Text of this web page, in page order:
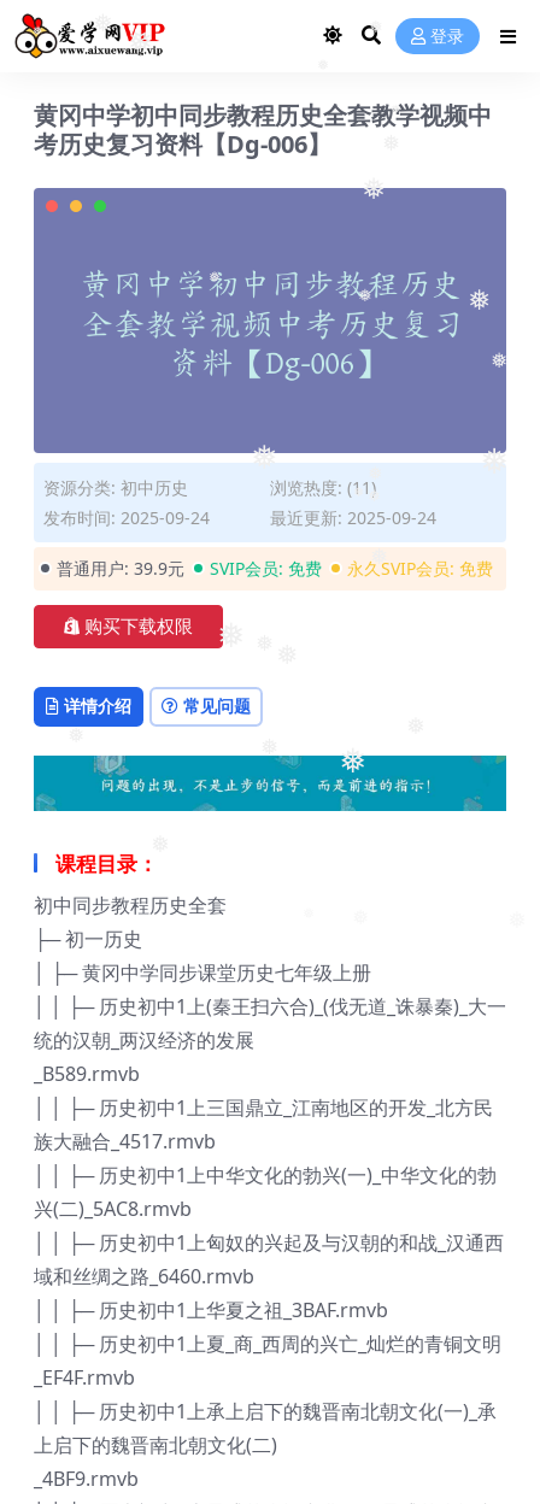
❅
❅
❅
❅
❅
❅ ❅
❅
❅
❅
❅
❅
❅
❅
❅
❅
❅ ❅
❅
登录
黄冈中学初中同步教程历史全套教学视频中
考历史复习资料【Dg-006】
资源分类: 初中历史
浏览热度: (11)
发布时间: 2025-09-24
最近更新: 2025-09-24
普通用户: 39.9元 SVIP会员: 免费 永久SVIP会员: 免费
购买下载权限
详情介绍 常见问题
课程目录：
初中同步教程历史全套
├─ 初一历史
│ ├─ 黄冈中学同步课堂历史七年级上册
│ │ ├─ 历史初中1上(秦王扫六合)_(伐无道_诛暴秦)_大一
统的汉朝_两汉经济的发展
_B589.rmvb
│ │ ├─ 历史初中1上三国鼎立_江南地区的开发_北方民
族大融合_4517.rmvb
│ │ ├─ 历史初中1上中华文化的勃兴(一)_中华文化的勃
兴(二)_5AC8.rmvb
│ │ ├─ 历史初中1上匈奴的兴起及与汉朝的和战_汉通西
域和丝绸之路_6460.rmvb
│ │ ├─ 历史初中1上华夏之祖_3BAF.rmvb
│ │ ├─ 历史初中1上夏_商_西周的兴亡_灿烂的青铜文明
_EF4F.rmvb
│ │ ├─ 历史初中1上承上启下的魏晋南北朝文化(一)_承
上启下的魏晋南北朝文化(二)
_4BF9.rmvb